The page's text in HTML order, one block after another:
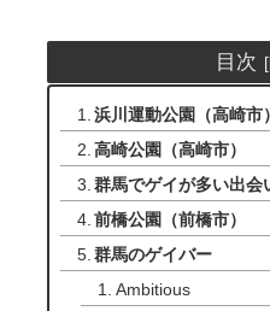
目次
浜川運動公園（高崎市）
高崎公園（高崎市）
群馬でゲイが多い出会
前橋公園（前橋市）
群馬のゲイバー
Ambitious